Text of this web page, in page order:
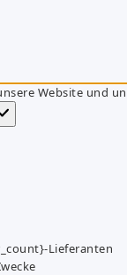
Website und
Lieferanten